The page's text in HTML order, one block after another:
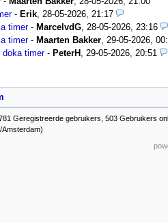
- Erik 28-05-2026, 21:17
timer- MarcelvdG 28-05-2026, 23:16
timer- Maarten Bakker 29-05-2026,
doka timer- PeterH 29-05-2026, 20:51
Geregistreerde gebruikers, 503 Gebruikers
Amsterdam)